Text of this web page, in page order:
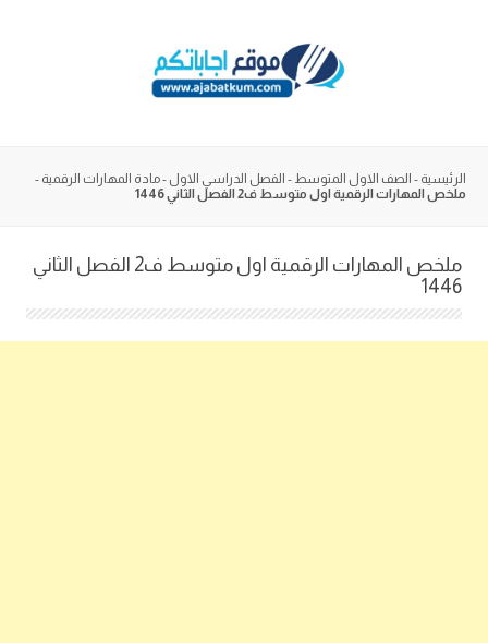
الرئيسية - الصف الاول المتوسط - الفصل الدراسي الاول -مادة المهارات الرقمية -
ملخص المهارات الرقمية اول متوسط ف2 الفصل الثاني 1446
ملخص المهارات الرقمية اول متوسط ف2 الفصل الثاني
1446